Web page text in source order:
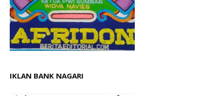
IKLAN BANK NAGARI